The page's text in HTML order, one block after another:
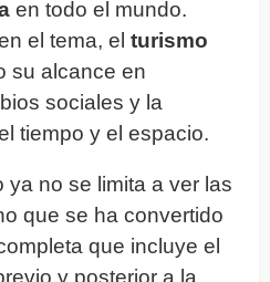
en todo el mundo.
el tema, el turismo
su alcance en
sociales y la
tiempo y el espacio.
ya no se limita a ver las
que se ha convertido
que incluye el
y posterior a la